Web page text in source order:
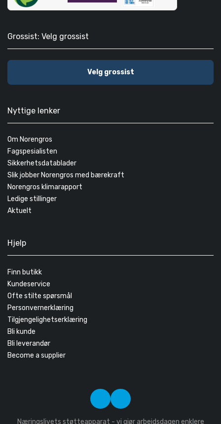
Grossist: Velg grossist
Velg grossist
Nyttige lenker
Om Norengros
Fagspesialisten
Sikkerhetsdatablader
Slik jobber Norengros med bærekraft
Norengros klimarapport
Ledige stillinger
Aktuelt
Hjelp
Finn butikk
Kundeservice
Ofte stilte spørsmål
Personvernerklæring
Tilgjengelighetserklæring
Bli kunde
Bli leverandør
Become a supplier
Næringslivets støtteapparat - vi gjør arbeidsdagen enklere